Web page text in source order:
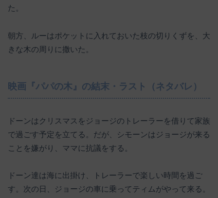
た。
朝方、ルーはポケットに入れておいた枝の切りくずを、大
きな木の周りに撒いた。
映画『パパの木』の結末・ラスト（ネタバレ）
ドーンはクリスマスをジョージのトレーラーを借りて家族
で過ごす予定を立てる。だが、シモーンはジョージが来る
ことを嫌がり、ママに抗議をする。
ドーン達は海に出掛け、トレーラーで楽しい時間を過ご
す。次の日、ジョージの車に乗ってティムがやって来る。